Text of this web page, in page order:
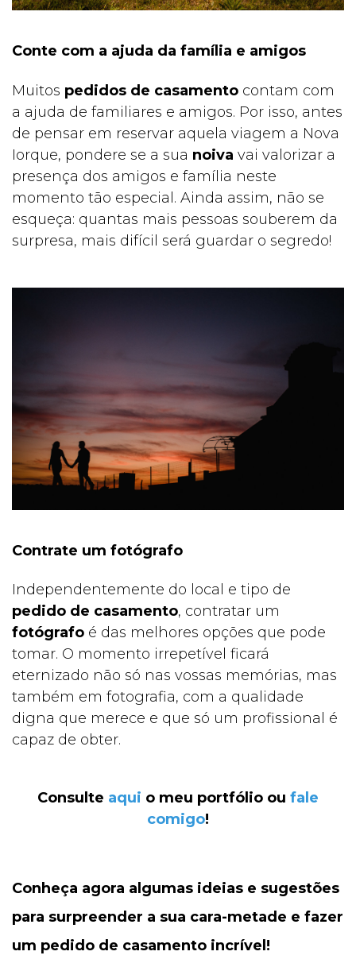
Conte com a ajuda da família e amigos
Muitos pedidos de casamento contam com
a ajuda de familiares e amigos. Por isso, antes
de pensar em reservar aquela viagem a Nova
Iorque, pondere se a sua noiva vai valorizar a
presença dos amigos e família neste
momento tão especial. Ainda assim, não se
esqueça: quantas mais pessoas souberem da
surpresa, mais difícil será guardar o segredo!
Contrate um fotógrafo
Independentemente do local e tipo de
pedido de casamento, contratar um
fotógrafo é das melhores opções que pode
tomar. O momento irrepetível ficará
eternizado não só nas vossas memórias, mas
também em fotografia, com a qualidade
digna que merece e que só um profissional é
capaz de obter.
Consulte aqui o meu portfólio ou fale
comigo!
Conheça agora algumas ideias e sugestões
para surpreender a sua cara-metade e fazer
um pedido de casamento incrível!